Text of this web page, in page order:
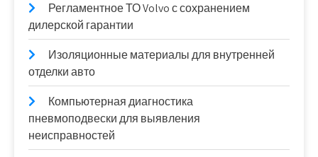
Регламентное ТО Volvo с сохранением
дилерской гарантии
Изоляционные материалы для внутренней
отделки авто
Компьютерная диагностика
пневмоподвески для выявления
неисправностей